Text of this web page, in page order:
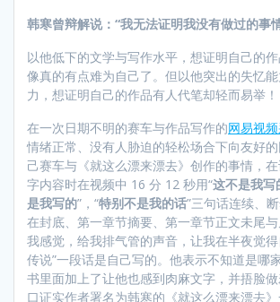
韩寒曾辩解说：“我无法证明我没有做过的事
以他低下的文学与写作水平，想证明自己的
像真的有点难为自己了。但以他突出的失忆
力，想证明自己的作品有人代笔却轻而易举！
在一次日期不明的赛车与作品写作的网易视
情绪正常、没有人胁迫的轻松场合下向友好
己赛车与《就这么漂来漂去》创作的事情，
字内容时在视频中 16 分 12 秒用“这不是我写
是我写的”，“特别不是我的话”三句话连续、
在封底、第一章节摘要、第一章节正文未尾
我感觉，给我排气管的声音，让我在半夜觉
传说”一段话是自己写的。他表示不知道是哪
书里面加上了让他也感到肉麻文字，并捂脸
口证实作者署名为韩寒的《就这么漂来漂去